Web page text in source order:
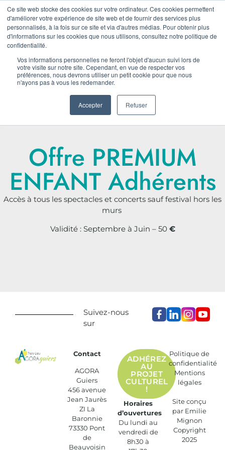
Ce site web stocke des cookies sur votre ordinateur. Ces cookies permettent
d'améliorer votre expérience de site web et de fournir des services plus
personnalisés, à la fois sur ce site et via d'autres médias. Pour obtenir plus
d'informations sur les cookies que nous utilisons, consultez notre politique de
confidentialité.
Vos informations personnelles ne feront l'objet d'aucun suivi lors de
votre visite sur notre site. Cependant, en vue de respecter vos
préférences, nous devrons utiliser un petit cookie pour que nous
n'ayons pas à vous les redemander.
Accepter Refuser
Offre PREMIUM
ENFANT Adhérents
Accès à tous les spectacles et concerts sauf festival hors les
murs
Validité : Septembre à Juin – 50€
Suivez-nous
sur
Contact
AGORA
Guiers
456 avenue
Jean Jaurès
ZI La
Baronnie
73330 Pont
de
Beauvoisin
ADHÉREZ
AU
PROJET
CULTUREL
!
Horaires
d’ouvertures
Du lundi au
vendredi de
8h30 à
Politique de
confidentialité
Mentions
légales
Site conçu
par Emilie
Mignon
Copyright
2025
LA RENTRÉE D'AGORA
LE 11 SEPTEMBRE !
GRATUIT